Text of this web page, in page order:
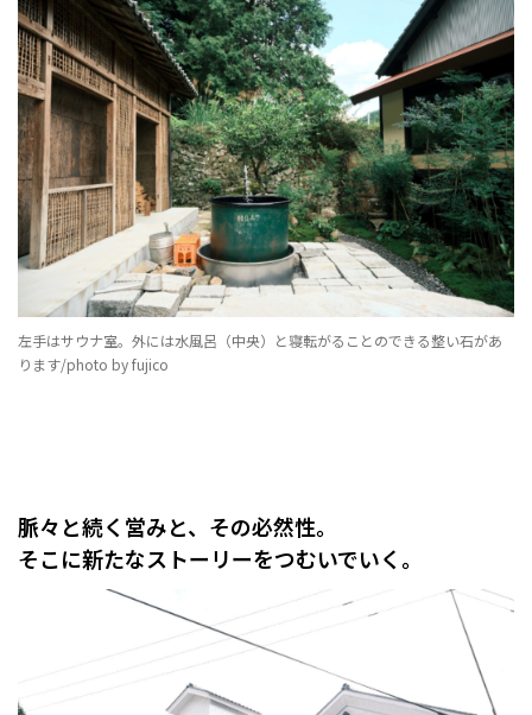
左手はサウナ室。外には水風呂（中央）と寝転がることのできる整い石があ
ります/photo by fujico
脈々と続く営みと、その必然性。
そこに新たなストーリーをつむいでいく。